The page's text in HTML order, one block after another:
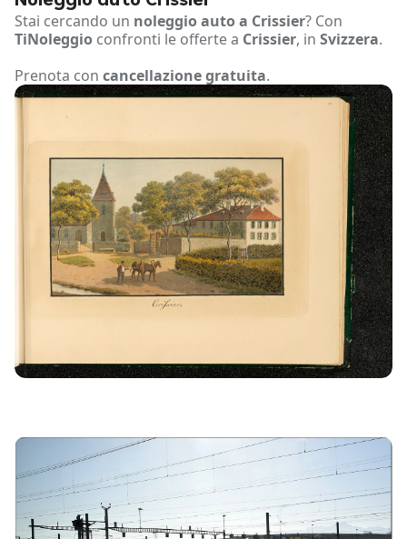
Stai cercando un noleggio auto a Crissier? Con
TiNoleggio confronti le offerte a Crissier, in Svizzera.
Prenota con cancellazione gratuita.